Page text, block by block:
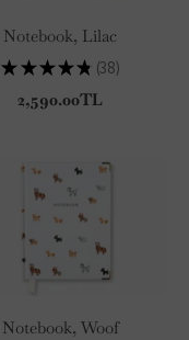
Notebook, Lilac
★ ★ ★ ★ ★ 38
38
2,590.00TL
Notebook, Woof